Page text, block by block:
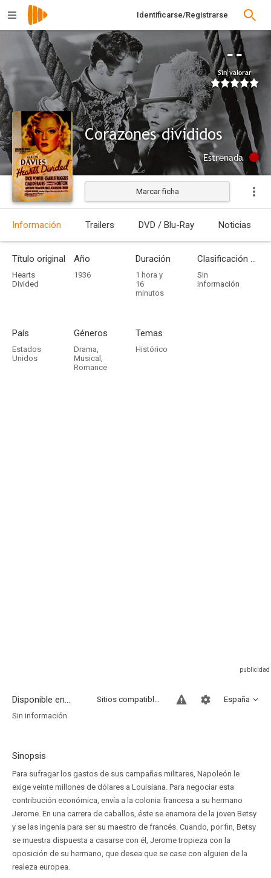
Identificarse/Registrarse
--
Sin valorar
Corazones divididos
Estrenada
Marcar ficha
Información Trailers DVD / Blu-Ray Noticias
Título original
Hearts
Divided
Año
1936
Duración
1 hora y
16
minutos
Clasificación por edades
Sin
información
País
Estados
Unidos
Géneros
Drama,
Musical ,
Romance
Temas
Histórico
Disponible en... España
Sitios compatibles
Sin información
Sinopsis
Para sufragar los gastos de sus campañas militares, Napoleón le
exige veinte millones de dólares a Louisiana. Para negociar esta
contribución económica, envía a la colonia francesa a su hermano
Jerome. En una carrera de caballos, éste se enamora de la joven Betsy
y se las ingenia para ser su maestro de francés. Cuando, por fin, Betsy
se muestra dispuesta a casarse con él, Jerome tropieza con la
oposición de su hermano, que desea que se case con alguien de la
realeza europea.